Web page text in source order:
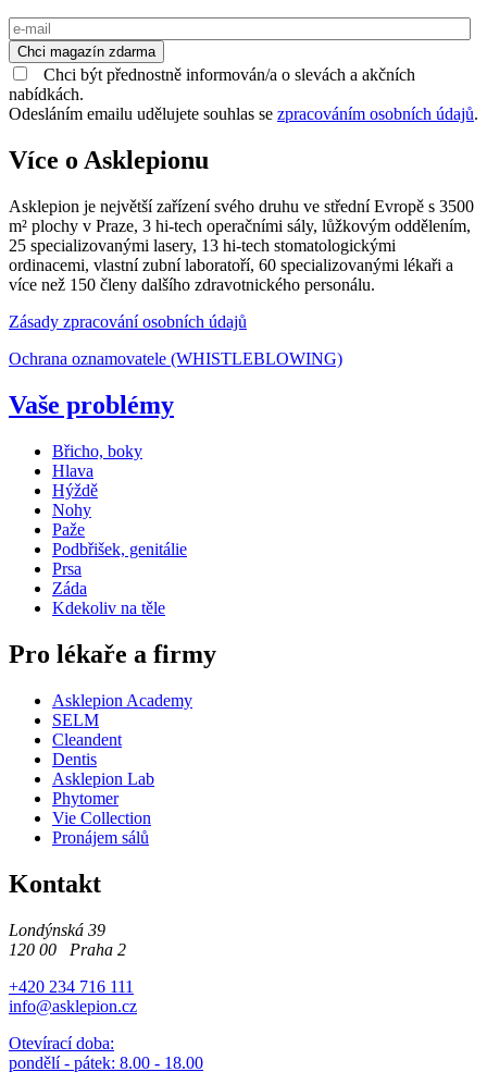
Chci magazín zdarma
Chci být přednostně informován/a o slevách a akčních
nabídkách.
Odesláním emailu udělujete souhlas se zpracováním osobních údajů.
Více o Asklepionu
Asklepion je největší zařízení svého druhu ve střední Evropě s 3500
m² plochy v Praze, 3 hi-tech operačními sály, lůžkovým oddělením,
25 specializovanými lasery, 13 hi-tech stomatologickými
ordinacemi, vlastní zubní laboratoří, 60 specializovanými lékaři a
více než 150 členy dalšího zdravotnického personálu.
Zásady zpracování osobních údajů
Ochrana oznamovatele (WHISTLEBLOWING)
Vaše problémy
Břicho, boky
Hlava
Hýždě
Nohy
Paže
Podbřišek, genitálie
Prsa
Záda
Kdekoliv na těle
Pro lékaře a firmy
Asklepion Academy
SELM
Cleandent
Dentis
Asklepion Lab
Phytomer
Vie Collection
Pronájem sálů
Kontakt
Londýnská 39
120 00 Praha 2
+420 234 716 111
info@asklepion.cz
Otevírací doba:
pondělí - pátek: 8.00 - 18.00